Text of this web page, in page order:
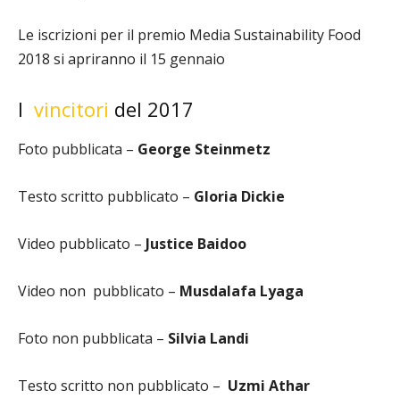
Le iscrizioni per il premio Media Sustainability Food
2018 si apriranno il 15 gennaio
I vincitori del 2017
Foto pubblicata – George Steinmetz
Testo scritto pubblicato – Gloria Dickie
Video pubblicato – Justice Baidoo
Video non pubblicato – Musdalafa Lyaga
Foto non pubblicata – Silvia Landi
Testo scritto non pubblicato – Uzmi Athar